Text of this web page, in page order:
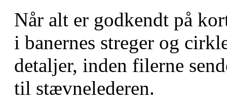
Når alt er godkendt på
i banernes streger og
detaljer, inden filerne
til stævnelederen.